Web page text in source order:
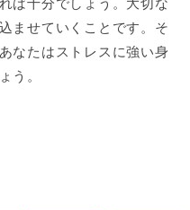
ば十分でしょう。大切な
ませていくことです。そ
なたはストレスに強い身
う。